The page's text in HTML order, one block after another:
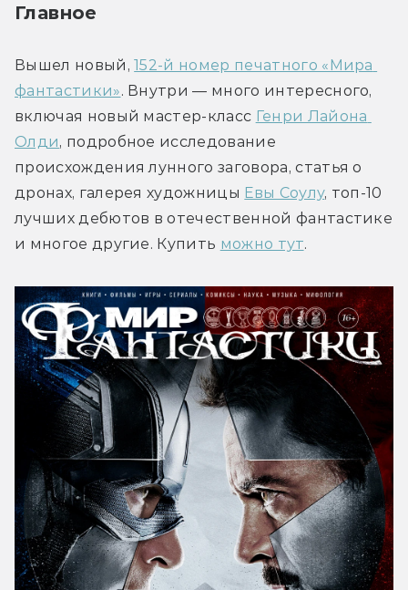
Главное
Вышел новый, 152-й номер печатного «Мира
фантастики». Внутри — много интересного,
включая новый мастер-класс Генри Лайона
Олди, подробное исследование
происхождения лунного заговора, статья о
дронах, галерея художницы Евы Соулу, топ-10
лучших дебютов в отечественной фантастике
и многое другие. Купить можно тут.